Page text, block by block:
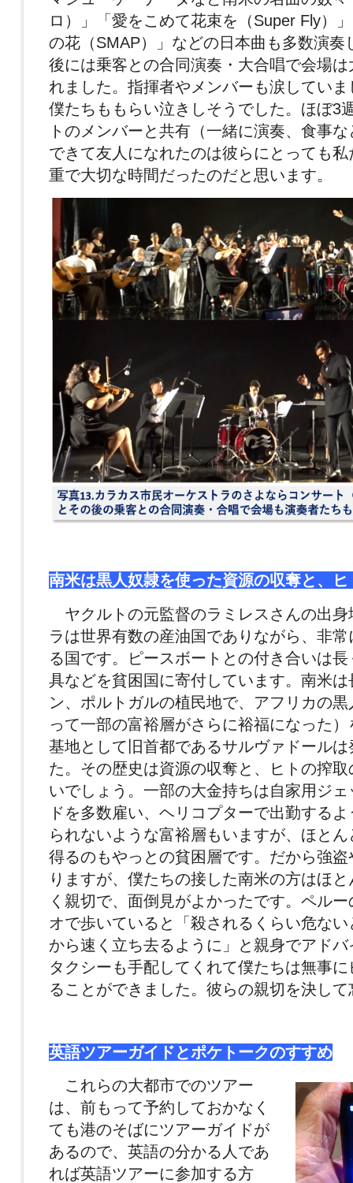
ロ）」「愛をこめて花束を（Super Fly）
の花（SMAP）」などの日本曲も多数演奏
後には乗客との合同演奏・大合唱で会場
れました。指揮者やメンバーも涙していま
僕たちももらい泣きしそうでした。ほぼ3
トのメンバーと共有（一緒に演奏、食事
できて友人になれたのは彼らにとっても
重で大切な時間だったのだと思います。
南米は黒人奴隷を使った資源の収奪と、
ヤクルトの元監督のラミレスさんの出身
ラは世界有数の産油国でありながら、非
る国です。ピースボートとの付き合いは
具などを貧困国に寄付しています。南米
ン、ポルトガルの植民地で、アフリカの
って一部の富裕層がさらに裕福になった
基地として旧首都であるサルヴァドール
た。その歴史は資源の収奪と、ヒトの搾
いでしょう。一部の大金持ちは自家用ジ
ドを多数雇い、ヘリコプターで出勤する
られないような富裕層もいますが、ほと
得るのもやっとの貧困層です。だから強
りますが、僕たちの接した南米の方はほ
く親切で、面倒見がよかったです。ペル
オで歩いていると「殺されるくらい危な
から速く立ち去るように」と親身でアド
タクシーも手配してくれて僕たちは無事
ることができました。彼らの親切を決し
英語ツアーガイドとポケトークのすすめ
これらの大都市でのツアー
は、前もって予約しておかなく
ても港のそばにツアーガイドが
あるので、英語の分かる人であ
れば英語ツアーに参加する方